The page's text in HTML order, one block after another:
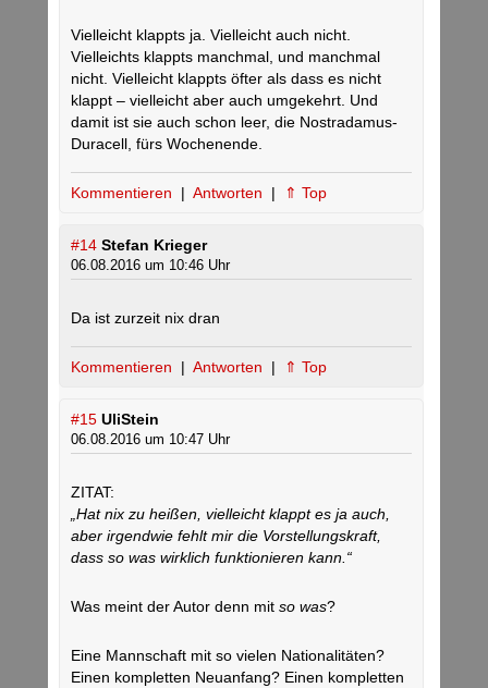
Vielleicht klappts ja. Vielleicht auch nicht.
Vielleichts klappts manchmal, und manchmal
nicht. Vielleicht klappts öfter als dass es nicht
klappt – vielleicht aber auch umgekehrt. Und
damit ist sie auch schon leer, die Nostradamus-
Duracell, fürs Wochenende.
Kommentieren | Antworten | ⇑ Top
#14 Stefan Krieger
06.08.2016 um 10:46 Uhr
Da ist zurzeit nix dran
Kommentieren | Antworten | ⇑ Top
#15 UliStein
06.08.2016 um 10:47 Uhr
ZITAT:
„Hat nix zu heißen, vielleicht klappt es ja auch,
aber irgendwie fehlt mir die Vorstellungskraft,
dass so was wirklich funktionieren kann.“
Was meint der Autor denn mit so was?
Eine Mannschaft mit so vielen Nationalitäten?
Einen kompletten Neuanfang? Einen kompletten